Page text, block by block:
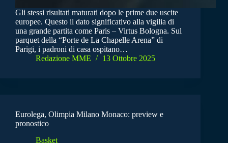
Gli stessi risultati maturati dopo le prime due uscite
europee. Questo il dato significativo alla vigilia di
una grande partita come Paris – Virtus Bologna. Sul
parquet della “Porte de La Chapelle Arena” di
Parigi, i padroni di casa ospitano…
Redazione MME
13 Ottobre 2025
Eurolega, Olimpia Milano Monaco: preview e
pronostico
Basket